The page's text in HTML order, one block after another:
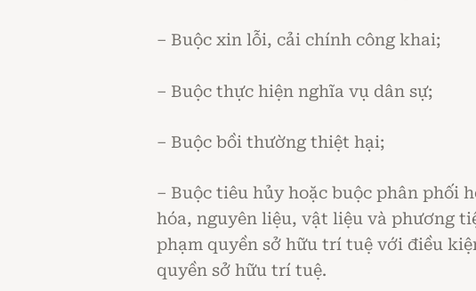
– Buộc xin lỗi, cải chính công khai;
– Buộc thực hiện nghĩa vụ dân sự;
– Buộc bồi thường thiệt hại;
– Buộc tiêu hủy hoặc buộc phân phối
hóa, nguyên liệu, vật liệu và phương
phạm quyền sở hữu trí tuệ với điều
quyền sở hữu trí tuệ.